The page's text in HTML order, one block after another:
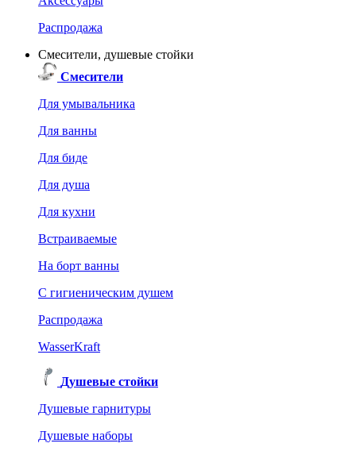
Распродажа
Смесители, душевые стойки
Смесители
Для умывальника
Для ванны
Для биде
Для душа
Для кухни
Встраиваемые
На борт ванны
C гигиеническим душем
Распродажа
WasserKraft
Душевые стойки
Душевые гарнитуры
Душевые наборы